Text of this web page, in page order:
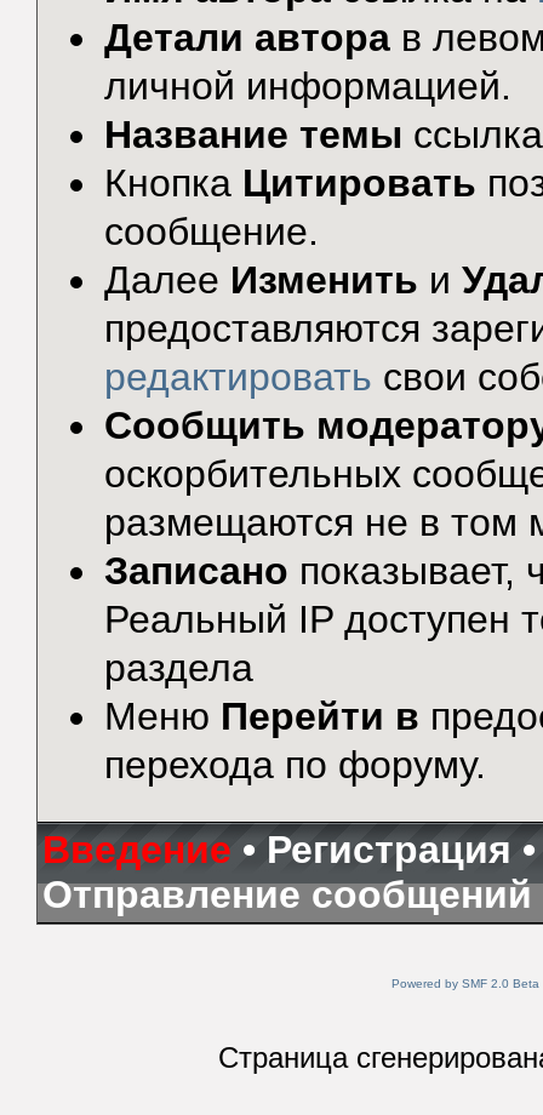
Детали автора в
личной информацией.
Название темы
Кнопка Цитировать
сообщение.
Далее Изменить и
предоставляются
редактировать свои
Сообщить
оскорбительных
размещаются не в том
Записано показывает,
Реальный IP доступен
раздела
Меню Перейти в
перехода по форуму.
Введение • Регистрация
Отправление сообщений
Powered by SMF 2.0 Beta
Страница